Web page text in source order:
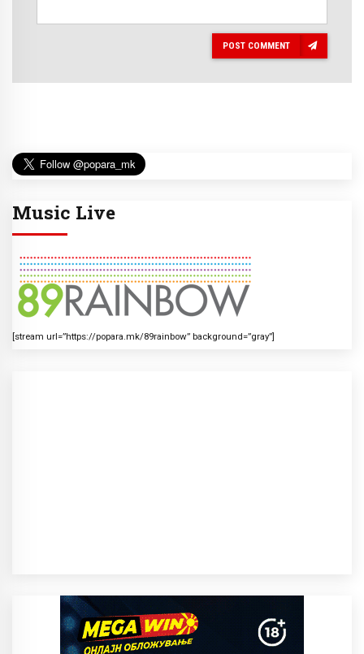
POST COMMENT
Music Live
[stream url=”https://popara.mk/89rainbow” background=”gray”]